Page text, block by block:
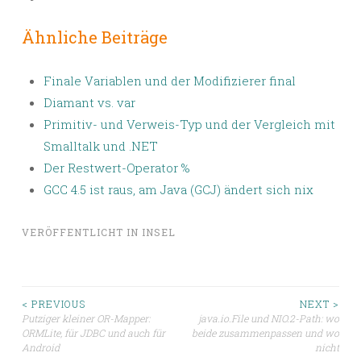
Ähnliche Beiträge
Finale Variablen und der Modifizierer final
Diamant vs. var
Primitiv- und Verweis-Typ und der Vergleich mit
Smalltalk und .NET
Der Restwert-Operator %
GCC 4.5 ist raus, am Java (GCJ) ändert sich nix
VERÖFFENTLICHT IN INSEL
Beitragsnavigation
< PREVIOUS
Putziger kleiner OR-Mapper:
ORMLite, für JDBC und auch für
Android
NEXT >
java.io.File und NIO.2-Path: wo
beide zusammenpassen und wo
nicht